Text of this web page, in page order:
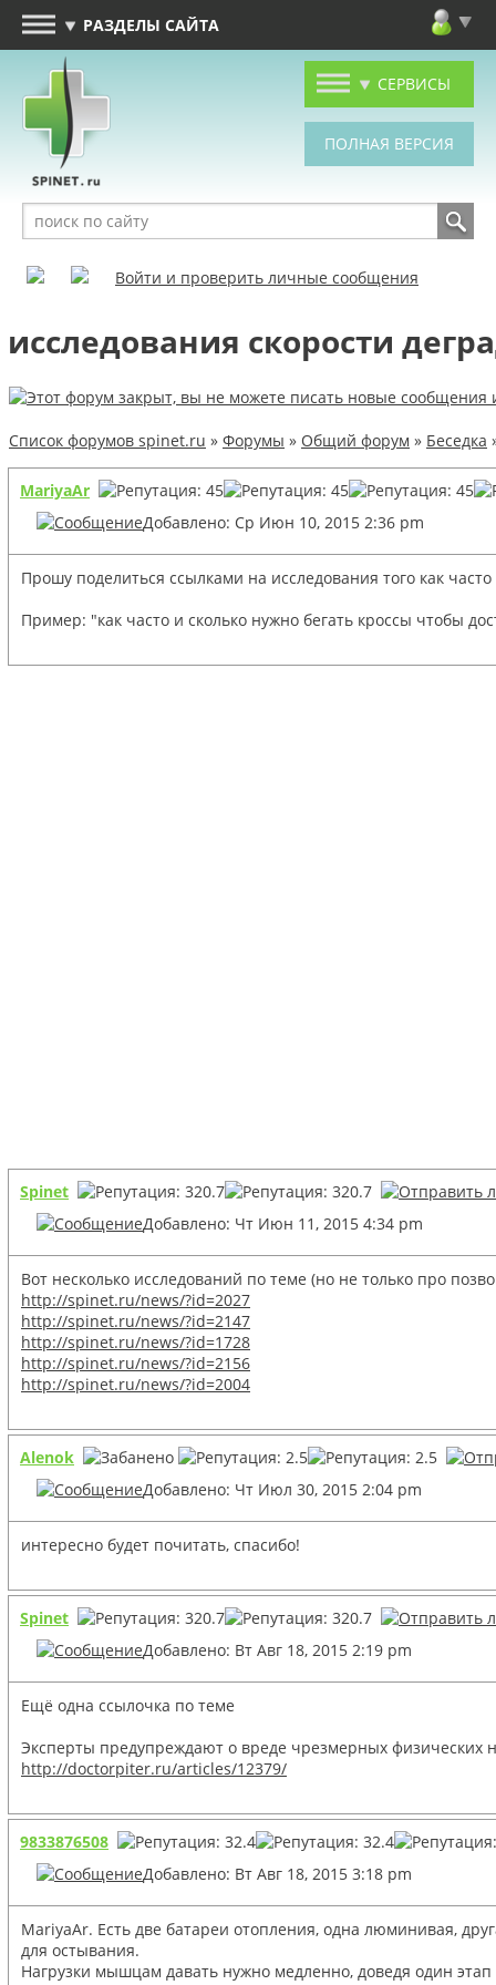
РАЗДЕЛЫ САЙТА
СЕРВИСЫ
Войти и проверить личные сообщения
исследования скорости
Список форумов spinet.ru » Форумы » Общий форум » Беседка
MariyaAr
Добавлено: Ср Июн 10, 2015 2:36 pm
Прошу поделиться ссылками на исследования того как
Пример: "как часто и сколько нужно бегать кроссы чтобы
Spinet
Добавлено: Чт Июн 11, 2015 4:34 pm
Вот несколько исследований по теме (но не только про
http://spinet.ru/news/?id=2027
http://spinet.ru/news/?id=2147
http://spinet.ru/news/?id=1728
http://spinet.ru/news/?id=2156
http://spinet.ru/news/?id=2004
Alenok
Добавлено: Чт Июл 30, 2015 2:04 pm
интересно будет почитать, спасибо!
Spinet
Добавлено: Вт Авг 18, 2015 2:19 pm
Ещё одна ссылочка по теме
Эксперты предупреждают о вреде чрезмерных физических
http://doctorpiter.ru/articles/12379/
9833876508
Добавлено: Вт Авг 18, 2015 3:18 pm
MariyaAr. Есть две батареи отопления, одна люминивая,
для остывания.
Нагрузки мышцам давать нужно медленно, доведя один